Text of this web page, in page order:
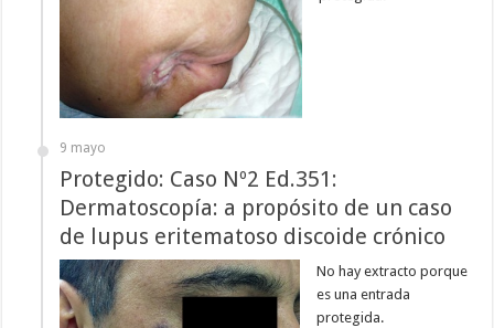
9 mayo
Protegido: Caso Nº2 Ed.351:
Dermatoscopía: a propósito de un caso
de lupus eritematoso discoide crónico
No hay extracto porque
es una entrada
protegida.